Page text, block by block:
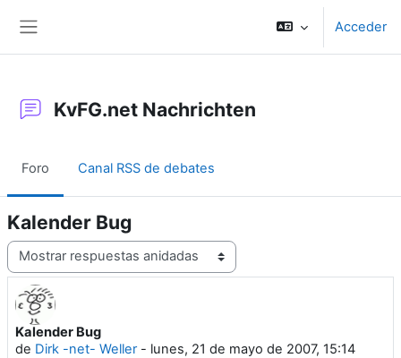
Acceder
KvFG.net Nachrichten
Foro Canal RSS de debates
Kalender Bug
Mostrar modo
Kalender Bug
de Dirk -net- Weller- lunes, 21 de mayo de 2007, 15:14
Número de respuestas: 0